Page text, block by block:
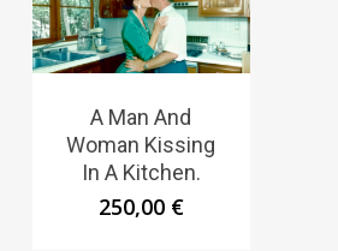
A Man And
Woman Kissing
In A Kitchen.
250,00 €